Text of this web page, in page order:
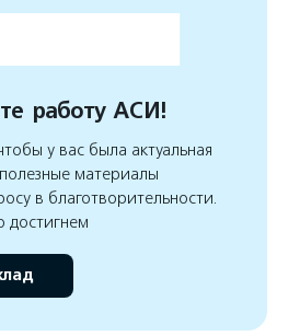
работу АСИ!
у вас была актуальная
материалы
в благотворительности.
достигнем